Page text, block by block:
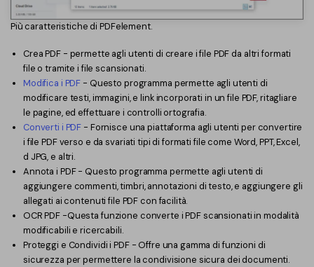
Più caratteristiche di PDFelement.
Crea PDF - permette agli utenti di creare i file PDF da altri formati
file o tramite i file scansionati.
Modifica i PDF - Questo programma permette agli utenti di
modificare testi, immagini, e link incorporati in un file PDF, ritagliare
le pagine, ed effettuare i controlli ortografia.
Converti i PDF - Fornisce una piattaforma agli utenti per convertire
i file PDF verso e da svariati tipi di formati file come Word, PPT, Excel,
d JPG, e altri.
Annota i PDF - Questo programma permette agli utenti di
aggiungere commenti, timbri, annotazioni di testo, e aggiungere gli
allegati ai contenuti file PDF con facilità.
OCR PDF -Questa funzione converte i PDF scansionati in modalità
modificabili e ricercabili.
Proteggi e Condividi i PDF - Offre una gamma di funzioni di
sicurezza per permettere la condivisione sicura dei documenti.